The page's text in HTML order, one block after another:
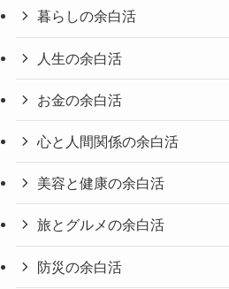
暮らしの余白活
人生の余白活
お金の余白活
心と人間関係の余白活
美容と健康の余白活
旅とグルメの余白活
防災の余白活